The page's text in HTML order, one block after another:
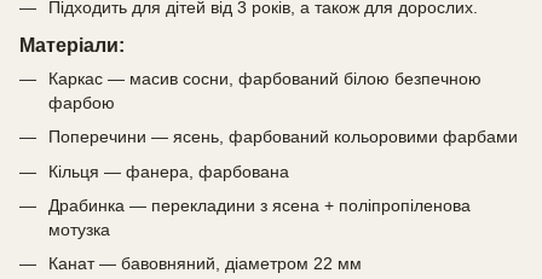
Підходить для дітей від 3 років, а також для дорослих.
Матеріали:
Каркас — масив сосни, фарбований білою безпечною
фарбою
Поперечини — ясень, фарбований кольоровими фарбами
Кільця — фанера, фарбована
Драбинка — перекладини з ясена + поліпропіленова
мотузка
Канат — бавовняний, діаметром 22 мм